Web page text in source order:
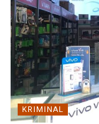
KRIMINAL